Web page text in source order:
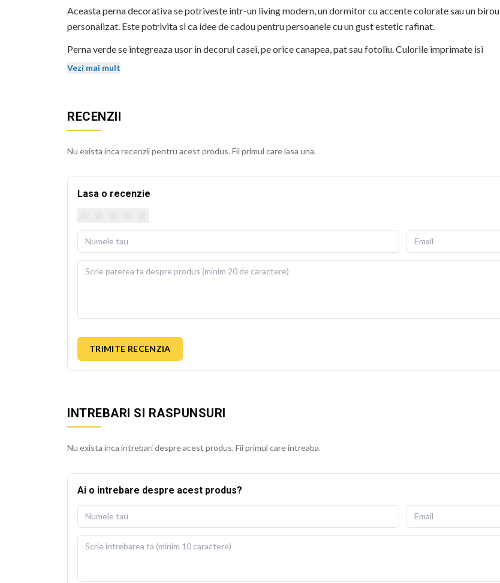
Aceasta perna decorativa se potriveste intr-un living modern, un dormitor cu accente colorate sau un birou
personalizat. Este potrivita si ca idee de cadou pentru persoanele cu un gust estetic rafinat.
Perna verde se integreaza usor in decorul casei, pe orice canapea, pat sau fotoliu. Culorile imprimate isi
mentin stralucirea si dupa spalari repetate.
cm.
Vezi mai mult
RECENZII
Nu exista inca recenzii pentru acest produs. Fii primul care lasa una.
Lasa o recenzie
TRIMITE RECENZIA
INTREBARI SI RASPUNSURI
Nu exista inca intrebari despre acest produs. Fii primul care intreaba.
Ai o intrebare despre acest produs?